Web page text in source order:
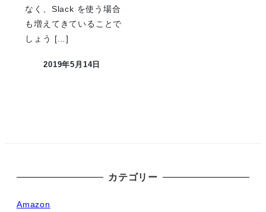
なく、Slack を使う場合
も増えてきていることで
しょう […]
投稿日
2019年5月14日
カテゴリー
Amazon